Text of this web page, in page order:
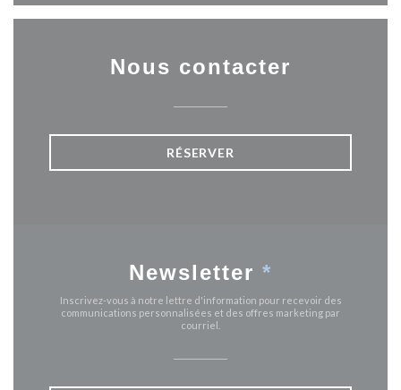
Nous contacter
RÉSERVER
Newsletter *
Inscrivez-vous à notre lettre d'information pour recevoir des
communications personnalisées et des offres marketing par
courriel.